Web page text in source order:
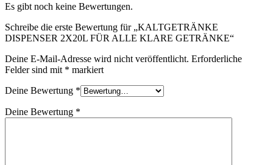
Es gibt noch keine Bewertungen.
Schreibe die erste Bewertung für „KALTGETRÄNKE
DISPENSER 2X20L FÜR ALLE KLARE GETRÄNKE“
Deine E-Mail-Adresse wird nicht veröffentlicht. Erforderliche
Felder sind mit * markiert
Deine Bewertung *
Deine Bewertung *